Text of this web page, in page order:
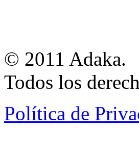
© 2011 Adaka.
Todos los
Política de